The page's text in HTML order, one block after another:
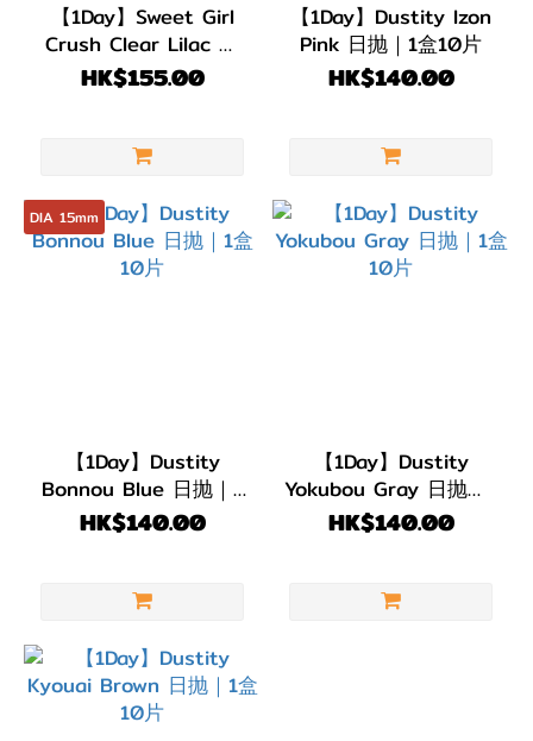
【1Day】Sweet Girl
Crush Clear Lilac 日
抛｜1盒10片
HK$155.00
【1Day】Dustity Izon
Pink 日抛｜1盒10片
HK$140.00
DIA 15mm
【1Day】Dustity
Bonnou Blue 日抛｜1
盒10片
HK$140.00
【1Day】Dustity
Yokubou Gray 日抛｜1
盒10片
HK$140.00